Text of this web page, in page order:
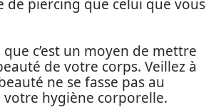
de piercing que celui que vous
que c’est un moyen de mettre
de votre corps. Veillez à
ne se fasse pas au
hygiène corporelle.